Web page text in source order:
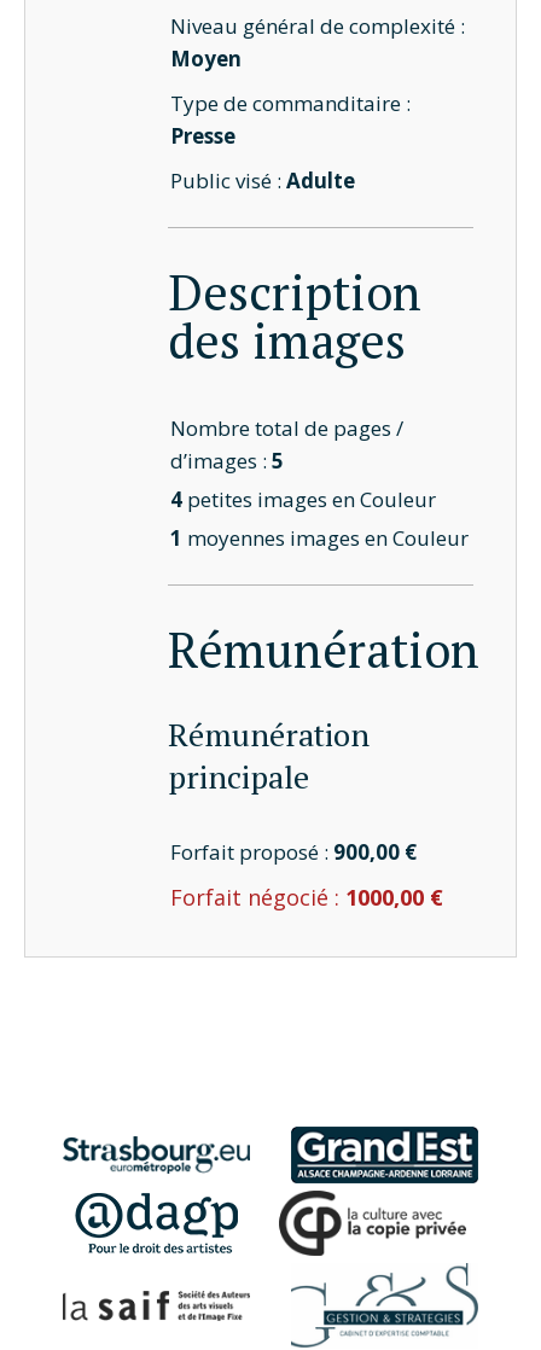
Niveau général de complexité :
Moyen
Type de commanditaire :
Presse
Public visé :Adulte
Description
des images
Nombre total de pages /
d’images :5
4 petites images en Couleur
1 moyennes images en Couleur
Rémunération
Rémunération
principale
Forfait proposé : 900,00 €
Forfait négocié : 1000,00 €